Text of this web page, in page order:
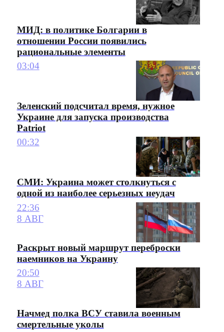
МИД: в политике Болгарии в
отношении России появились
рациональные элементы
03:04
Зеленский подсчитал время, нужное
Украине для запуска производства
Patriot
00:32
СМИ: Украина может столкнуться с
одной из наиболее серьезных неудач
22:36
8 АВГ
Раскрыт новый маршрут переброски
наемников на Украину
20:50
8 АВГ
Начмед полка ВСУ ставила военным
смертельные уколы